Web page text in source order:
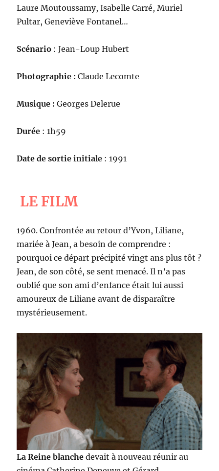
Laure Moutoussamy, Isabelle Carré, Muriel
Pultar, Geneviève Fontanel…
Scénario : Jean-Loup Hubert
Photographie : Claude Lecomte
Musique :Georges Delerue
Durée : 1h59
Date de sortie initiale : 1991
LE FILM
1960. Confrontée au retour d’Yvon, Liliane,
mariée à Jean, a besoin de comprendre :
pourquoi ce départ précipité vingt ans plus tôt ?
Jean, de son côté, se sent menacé. Il n’a pas
oublié que son ami d’enfance était lui aussi
amoureux de Liliane avant de disparaître
mystérieusement.
La Reine blanche devait à nouveau réunir au